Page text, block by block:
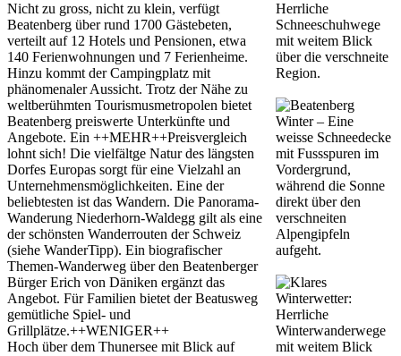
Nicht zu gross, nicht zu klein, verfügt
Beatenberg über rund 1700 Gästebeten,
verteilt auf 12 Hotels und Pensionen, etwa
140 Ferienwohnungen und 7 Ferienheime.
Hinzu kommt der Campingplatz mit
phänomenaler Aussicht. Trotz der Nähe zu
weltberühmten Tourismusmetropolen bietet
Beatenberg preiswerte Unterkünfte und
Angebote. Ein ++MEHR++Preisvergleich
lohnt sich! Die vielfältge Natur des längsten
Dorfes Europas sorgt für eine Vielzahl an
Unternehmensmöglichkeiten. Eine der
beliebtesten ist das Wandern. Die Panorama-
Wanderung Niederhorn-Waldegg gilt als eine
der schönsten Wanderrouten der Schweiz
(siehe WanderTipp). Ein biografischer
Themen-Wanderweg über den Beatenberger
Bürger Erich von Däniken ergänzt das
Angebot. Für Familien bietet der Beatusweg
gemütliche Spiel- und
Grillplätze.++WENIGER++
Hoch über dem Thunersee mit Blick auf